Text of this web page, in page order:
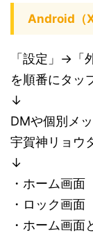
Android（
「設定」 →「
を順番にタッ
↓
DMや個別メ
宇賀神リョウ
↓
・ホーム画面
・ロック画面
・ホーム画面